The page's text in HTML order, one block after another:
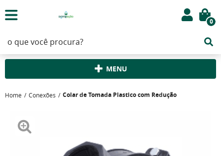
0
MENU
Home Conexões Colar de Tomada Plastico com Redução